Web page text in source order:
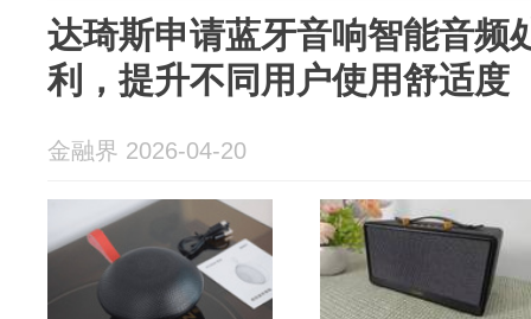
达琦斯申请蓝牙音响智能音频
利，提升不同用户使用舒适度
金融界 2026-04-20